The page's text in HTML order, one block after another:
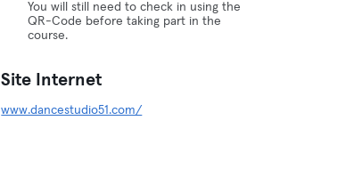
You will still need to check in using the
QR-Code before taking part in the
course.
Site Internet
www.dancestudio51.com/